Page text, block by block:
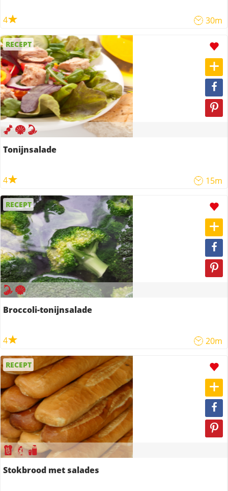
4 30m
RECEPT
Tonijnsalade
4 15m
RECEPT
Broccoli-tonijnsalade
4 20m
RECEPT
Stokbrood met salades